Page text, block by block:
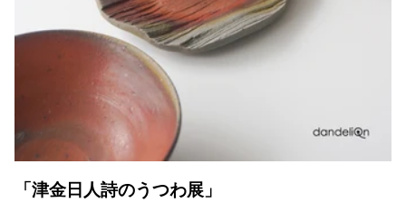
「津金日人詩のうつわ展」